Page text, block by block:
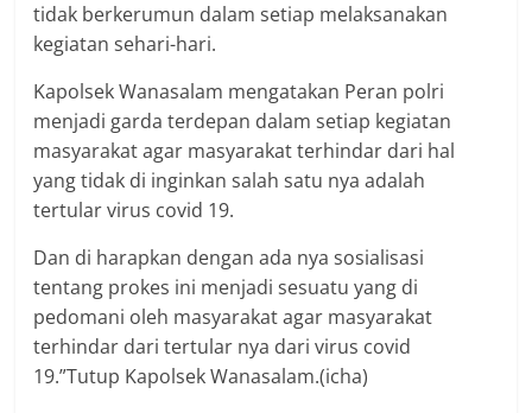
tidak berkerumun dalam setiap melaksanakan
kegiatan sehari-hari.
Kapolsek Wanasalam mengatakan Peran polri
menjadi garda terdepan dalam setiap kegiatan
masyarakat agar masyarakat terhindar dari hal
yang tidak di inginkan salah satu nya adalah
tertular virus covid 19.
Dan di harapkan dengan ada nya sosialisasi
tentang prokes ini menjadi sesuatu yang di
pedomani oleh masyarakat agar masyarakat
terhindar dari tertular nya dari virus covid
19.”Tutup Kapolsek Wanasalam.(icha)